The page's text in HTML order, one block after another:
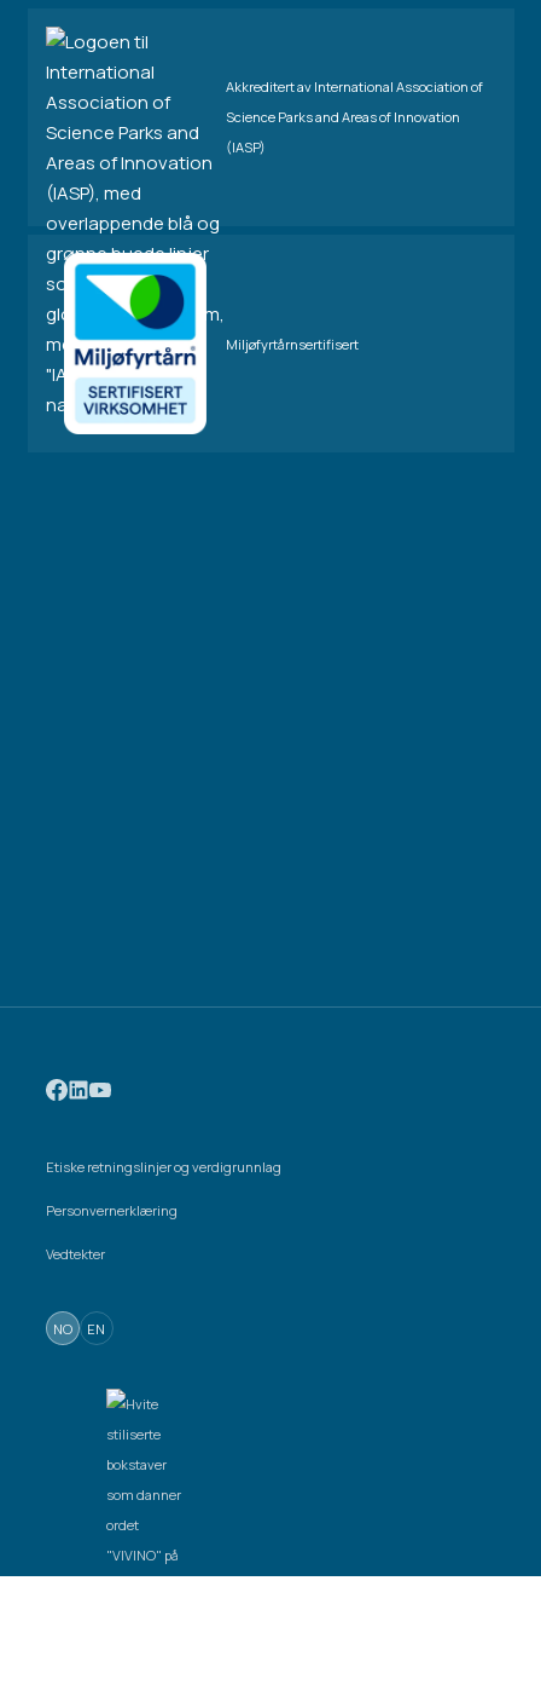
Akkreditert av International Association of
Science Parks and Areas of Innovation
(IASP)
Miljøfyrtårnsertifisert
Etiske retningslinjer og verdigrunnlag
Personvernerklæring
Vedtekter
NO EN